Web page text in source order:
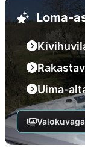
Loma-
Uima-